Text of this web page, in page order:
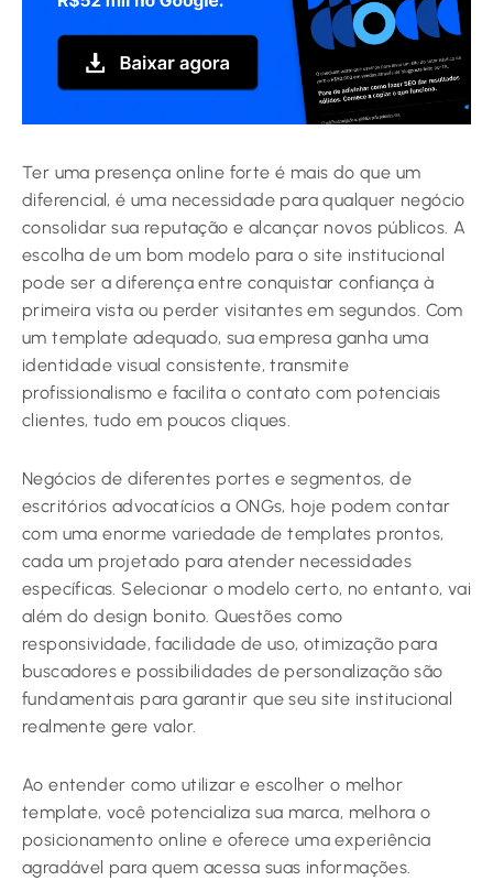
Ter uma presença online forte é mais do que um
diferencial, é uma necessidade para qualquer negócio
consolidar sua reputação e alcançar novos públicos. A
escolha de um bom modelo para o site institucional
pode ser a diferença entre conquistar confiança à
primeira vista ou perder visitantes em segundos. Com
um template adequado, sua empresa ganha uma
identidade visual consistente, transmite
profissionalismo e facilita o contato com potenciais
clientes, tudo em poucos cliques.
Negócios de diferentes portes e segmentos, de
escritórios advocatícios a ONGs, hoje podem contar
com uma enorme variedade de templates prontos,
cada um projetado para atender necessidades
específicas. Selecionar o modelo certo, no entanto, vai
além do design bonito. Questões como
responsividade, facilidade de uso, otimização para
buscadores e possibilidades de personalização são
fundamentais para garantir que seu site institucional
realmente gere valor.
Ao entender como utilizar e escolher o melhor
template, você potencializa sua marca, melhora o
posicionamento online e oferece uma experiência
agradável para quem acessa suas informações.